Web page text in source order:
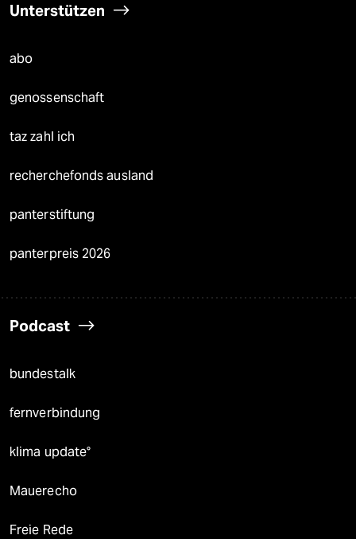
Unterstützen
abo
genossenschaft
taz zahl ich
recherchefonds ausland
panterstiftung
panterpreis 2026
Podcast
bundestalk
fernverbindung
klima update°
Mauerecho
Freie Rede